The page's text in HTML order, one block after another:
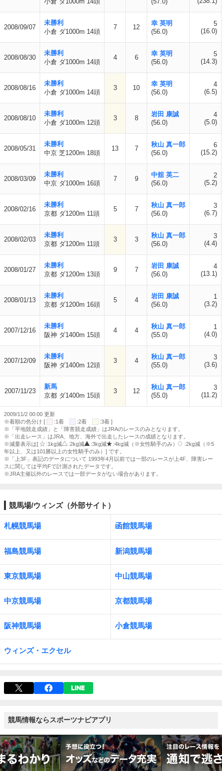
2008/09/07
未勝利
小倉 ダ1000m 14頭
7 12
幸 英明
(56.0)
5
(16.0)
2008/08/30
未勝利
小倉 ダ1000m 14頭
4 6
幸 英明
(56.0)
5
(14.3)
2008/08/16
未勝利
小倉 ダ1000m 14頭
3 10
幸 英明
(56.0)
4
(6.5)
2008/08/10
未勝利
小倉 ダ1000m 12頭
3 8
岩田 康誠
(56.0)
4
(5.0)
2008/05/31
未勝利
中京 芝1200m 18頭
13 7
秋山 真一郎
(56.0)
6
(15.2)
2008/03/09
未勝利
中京 ダ1000m 16頭
7 9
中舘 英二
(56.0)
2
(5.2)
2008/02/16
未勝利
京都 ダ1200m 11頭
5 7
秋山 真一郎
(56.0)
3
(6.7)
2008/02/03
未勝利
京都 ダ1200m 11頭
3 3
秋山 真一郎
(56.0)
3
(4.4)
2008/01/27
未勝利
京都 ダ1200m 13頭
9 7
岩田 康誠
(56.0)
4
(13.1)
2008/01/13
未勝利
京都 ダ1200m 16頭
5 4
岩田 康誠
(56.0)
1
(3.2)
2007/12/16
未勝利
阪神 ダ1400m 15頭
4 4
秋山 真一郎
(55.0)
1
(4.0)
2007/12/09
未勝利
阪神 ダ1400m 12頭
3 4
秋山 真一郎
(55.0)
3
(3.6)
2007/11/23
新馬
京都 ダ1400m 15頭
3 12
秋山 真一郎
(55.0)
3
(11.2)
2009/11/2 00:00 更新
※着順の色分け [
:1着 :2着
:3着 ]
※「平地競走成績」と「障害競走成績」はJRAのレースのみとなります。
※「出走レース」はJRA、地方、海外で出走したレースの成績となります。
※減量表示は[
:1kg減 :2kg減 :3kg減 :4kg減（※女性騎手のみ）
:2kg減（※5
年以上、又は101勝以上の女性騎手のみ）] です。
※「上3F」表記のデータについて 1993年4月以前では一部のレースが上4F、障害レー
スに関しては平均Fで計測されたデータです。
※JRA主催以外のレースでは一部データがない場合があります。
競馬場/ウィンズ（外部サイト）
札幌競馬場 函館競馬場
福島競馬場 新潟競馬場
東京競馬場 中山競馬場
中京競馬場 京都競馬場
阪神競馬場 小倉競馬場
ウィンズ・エクセル
競馬情報ならスポーツナビアプリ